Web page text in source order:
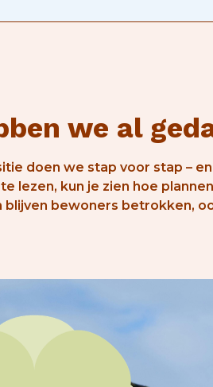
we al
doen we stap voor stap –
lezen, kun je zien hoe
blijven bewoners betrokken,